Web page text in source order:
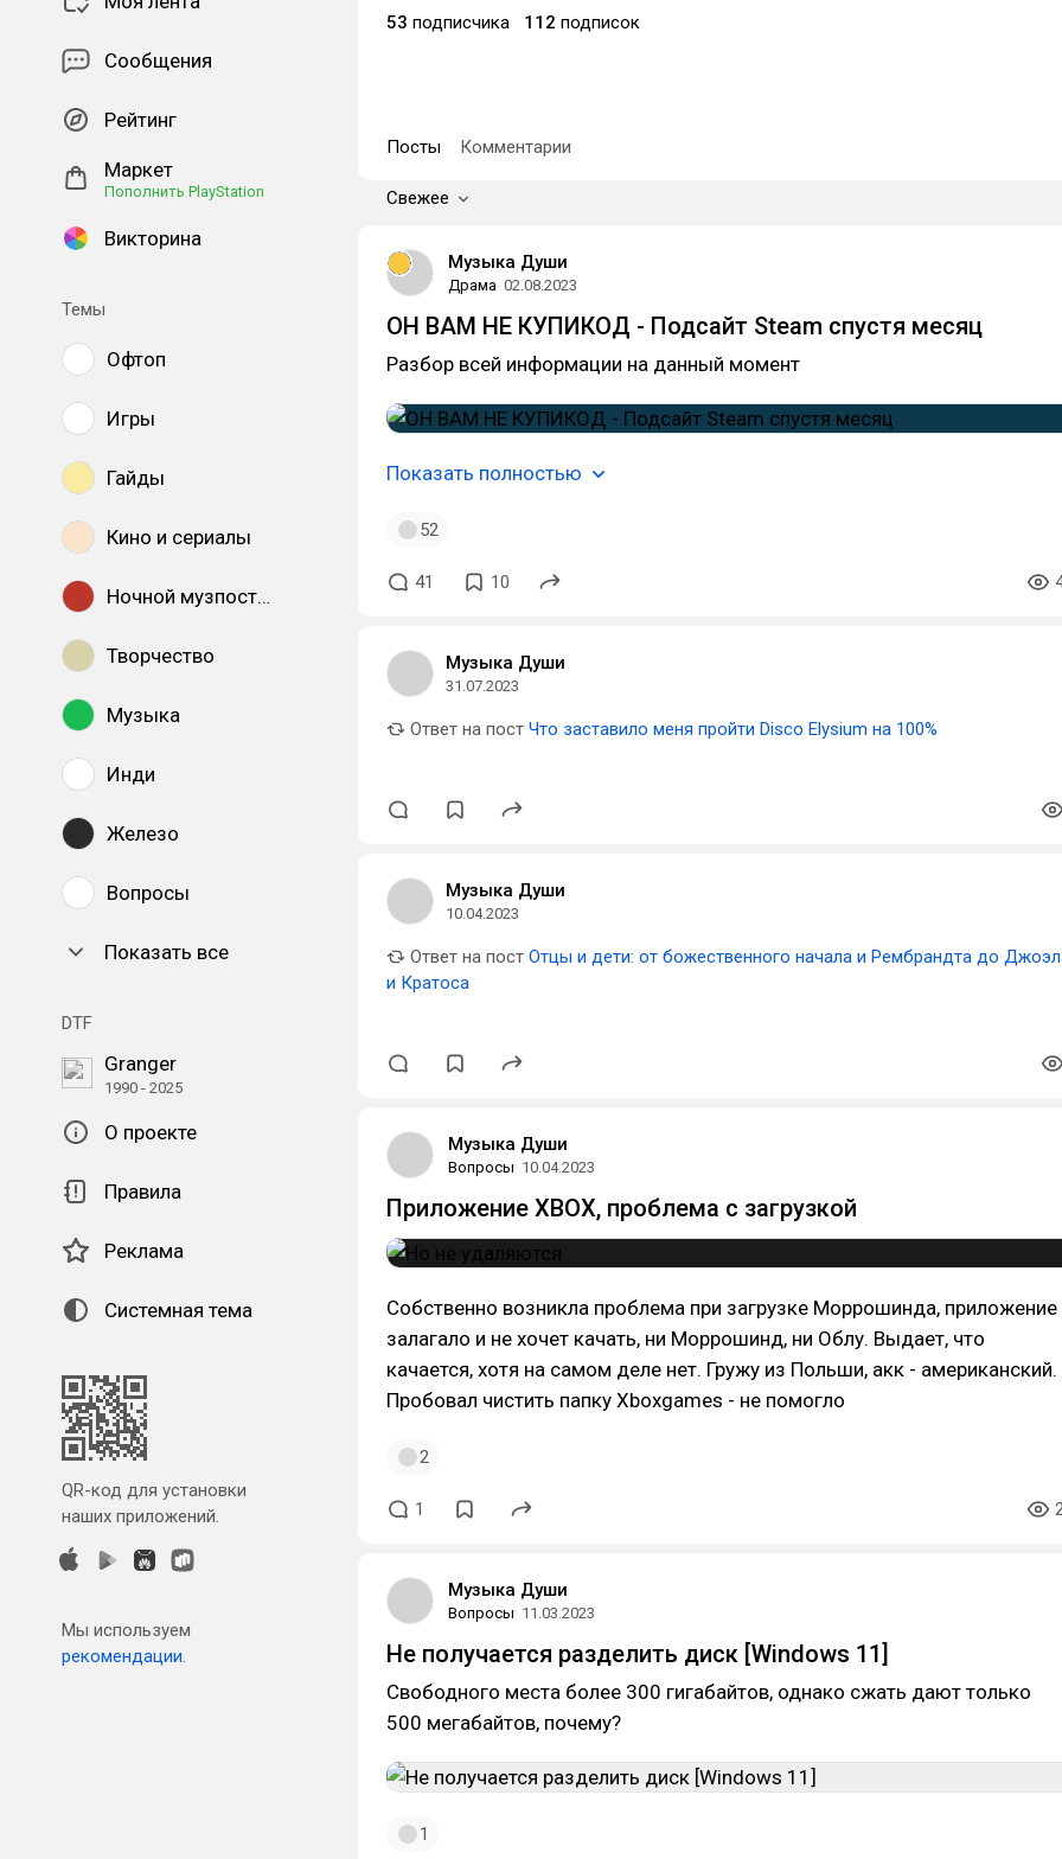
Сообщения
Рейтинг
Маркет
Пополнить PlayStation
Викторина
Темы
Офтоп
Игры
Гайды
Кино и сериалы
Ночной музпостинг
Творчество
Музыка
Инди
Железо
Вопросы
Показать все
DTF
Granger
1990 - 2025
О проекте
Правила
Реклама
Системная тема
QR-код для установки
наших приложений.
Мы используем
рекомендации.
53 подписчика 112 подписок
Посты Комментарии
Свежее
Музыка Души
Драма 02.08.2023
ОН ВАМ НЕ КУПИКОД - Подсайт Steam спустя месяц
Разбор всей информации на данный момент
Показать полностью
52
41 10
Музыка Души
31.07.2023
Ответ на пост Что заставило меня пройти Disco Elysium на 100%
Музыка Души
10.04.2023
Ответ на пост Отцы и дети: от божественного начала и Рембрандта до
и Кратоса
Музыка Души
Вопросы 10.04.2023
Приложение XBOX, проблема с загрузкой
Собственно возникла проблема при загрузке Моррошинда, приложение
залагало и не хочет качать, ни Моррошинд, ни Облу. Выдает, что
качается, хотя на самом деле нет. Гружу из Польши, акк - американский.
Пробовал чистить папку Xboxgames - не помогло
2
1
Музыка Души
Вопросы 11.03.2023
Не получается разделить диск [Windows 11]
Свободного места более 300 гигабайтов, однако сжать дают только
500 мегабайтов, почему?
1